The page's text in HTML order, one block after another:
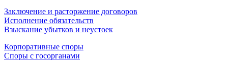
Заключение и расторжение договоров
Исполнение обязательств
Взыскание убытков и неустоек
Корпоративные споры
Споры с госорганами